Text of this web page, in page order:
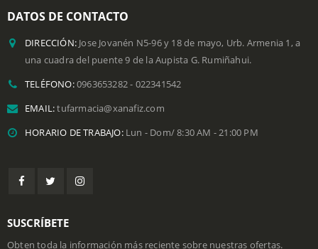
DATOS DE CONTACTO
DIRECCIÓN: Jose Jovanén N5-96 y 18 de mayo, Urb. Armenia 1, a
una cuadra del puente 9 de la Aupista G. Rumiñahui.
TELÉFONO:0963653282 - 022341542
EMAIL: tufarmacia@xanafiz.com
HORARIO DE TRABAJO: Lun - Dom/ 8:30 AM - 21:00 PM
SUSCRÍBETE
Obten toda la información más reciente sobre nuestras ofertas.